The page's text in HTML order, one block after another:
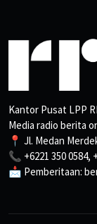
Kantor Pusat LPP
Media radio berita
📍 Jl. Medan
📞 +6221 350 0584,
📩 Pemberitaan: